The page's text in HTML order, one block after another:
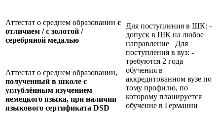
Аттестат о среднем образовании с
отличием / с золотой /
серебряной медалью
Для поступления в ШК: -
допуск в ШК на любое
направление Для
поступления в вуз: -
требуются 2 года
обучения в
аккредитованном вузе по
тому профилю, по
которому планируется
обучение в Германии
Аттестат о среднем образовании,
полученный в школе с
углублённым изучением
немецкого языка, при наличии
языкового сертификата DSD